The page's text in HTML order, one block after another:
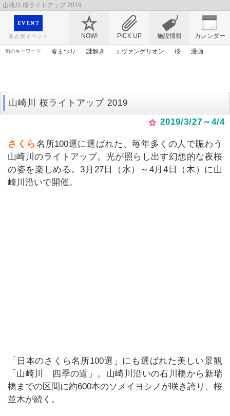
山崎川 桜ライトアップ 2019
映画や音楽コンサート、レジャーやアート、テレビ、ショップ、出会い、転職まで名古
屋のイベント情報を幅広く掲載
名古屋イベント NOW! PICK UP カレンダー
施設情報
旬のキーワード 春まつり 謎解き エヴァンゲリオン 桜
漫画
山崎川 桜ライトアップ 2019
2019/3/27～4/4
さくら 名所100選に選ばれた、毎年多くの人で賑わう
山崎川のライトアップ。光が照らし出す幻想的な夜桜
の姿を楽しめる。3月27日（水）～4月4日（木）に山
崎川沿いで開催。
「日本のさくら名所100選」にも選ばれた美しい景観
「山崎川 四季の道」。山崎川沿いの石川橋から新瑞
橋までの区間に約600本のソメイヨシノが咲き誇り、桜
並木が続く。